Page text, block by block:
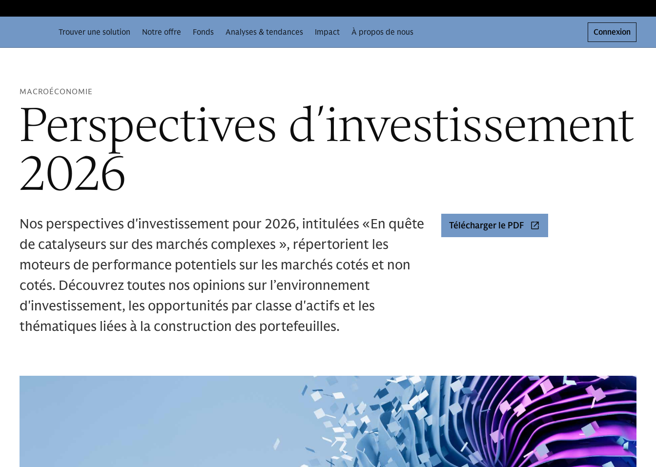
Trouver une solution Notre offre Fonds Analyses & tendances Impact À propos de nous Connexion
MACROÉCONOMIE
Perspectives d’investissement
2026
Nos perspectives d'investissement pour 2026, intitulées «En quête
de catalyseurs sur des marchés complexes », répertorient les
moteurs de performance potentiels sur les marchés cotés et non
cotés. Découvrez toutes nos opinions sur l’environnement
d'investissement, les opportunités par classe d'actifs et les
thématiques liées à la construction des portefeuilles.
Télécharger le PDF